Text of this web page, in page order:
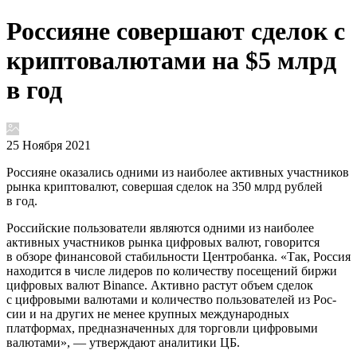
Россияне совершают сделок с
криптовалютами на $5 млрд
в год
25 Ноября 2021
Россияне оказались одними из наиболее активных участников
рынка криптовалют, совершая сделок на 350 млрд рублей
в год.
Российские пользователи являются одними из наиболее
активных участников рынка цифровых валют, говорится
в обзоре финансовой стабильности Центробанка. «Так, Россия
находится в числе лидеров по количеству посещений биржи
цифровых валют Binance. Активно растут объем сделок
с цифровыми валютами и количество пользователей из Рос­
сии и на других не менее крупных международных
платформах, предназначенных для торговли циф­ровыми
валютами», — утверждают аналитики ЦБ.